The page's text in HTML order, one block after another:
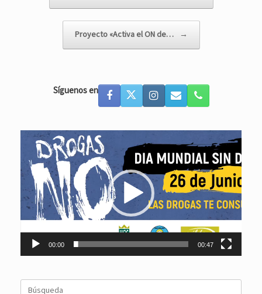
Proyecto «Activa el ON de… →
Síguenos en
Reproductor
vídeo
00:00 00:47
Buscar: